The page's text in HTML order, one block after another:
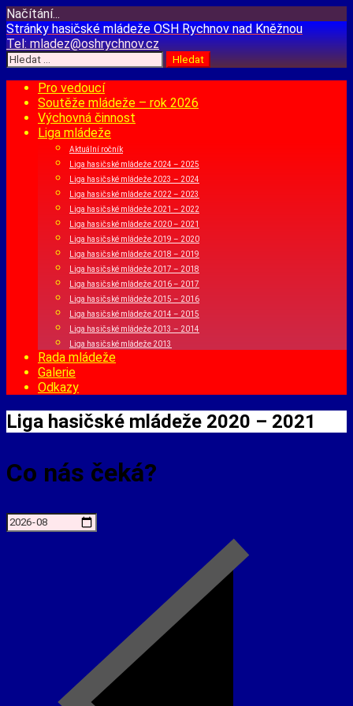
Načítání...
Přejít
k
obsahu
webu
Stránky hasičské mládežeOSH Rychnov nad Kněžnou
Tel:mladez@oshrychnov.cz
Vyhledávání
Pro vedoucí
Soutěže mládeže – rok 2026
Výchovná činnost
Liga mládeže
Aktuální ročník
Liga hasičské mládeže 2024 – 2025
Liga hasičské mládeže 2023 – 2024
Liga hasičské mládeže 2022 – 2023
Liga hasičské mládeže 2021 – 2022
Liga hasičské mládeže 2020 – 2021
Liga hasičské mládeže 2019 – 2020
Liga hasičské mládeže 2018 – 2019
Liga hasičské mládeže 2017 – 2018
Liga hasičské mládeže 2016 – 2017
Liga hasičské mládeže 2015 – 2016
Liga hasičské mládeže 2014 – 2015
Liga hasičské mládeže 2013 – 2014
Liga hasičské mládeže 2013
Rada mládeže
Galerie
Odkazy
Liga hasičské mládeže 2020 – 2021
Co nás čeká?